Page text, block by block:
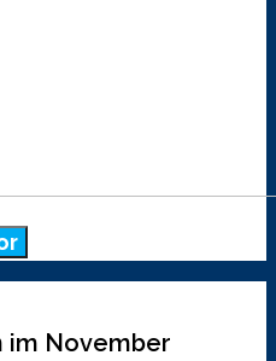
im November